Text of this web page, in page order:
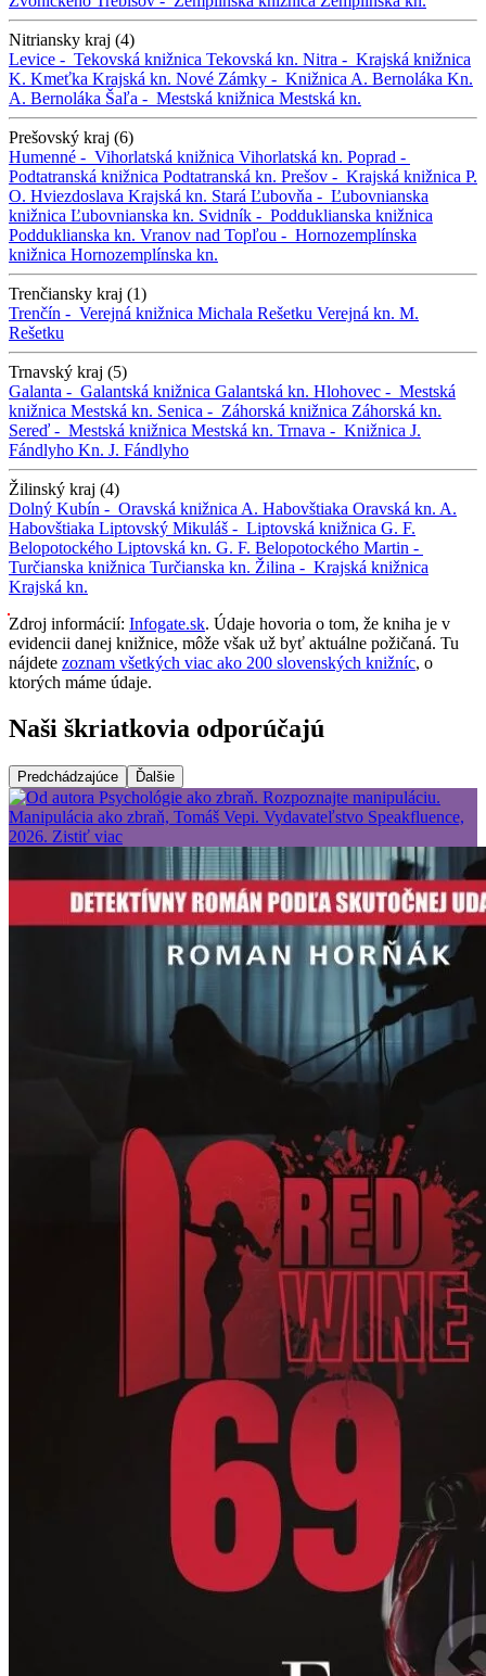
Nitriansky kraj (4)
Levice - Tekovská knižnica Tekovská kn. Nitra - Krajská knižnica
K. Kmeťka Krajská kn. Nové Zámky - Knižnica A. Bernoláka Kn.
A. Bernoláka Šaľa - Mestská knižnica Mestská kn.
Prešovský kraj (6)
Humenné - Vihorlatská knižnica Vihorlatská kn. Poprad -
Podtatranská knižnica Podtatranská kn. Prešov - Krajská knižnica P.
O. Hviezdoslava Krajská kn. Stará Ľubovňa - Ľubovnianska
knižnica Ľubovnianska kn. Svidník - Podduklianska knižnica
Podduklianska kn. Vranov nad Topľou - Hornozemplínska
knižnica Hornozemplínska kn.
Trenčiansky kraj (1)
Trenčín - Verejná knižnica Michala Rešetku Verejná kn. M.
Rešetku
Trnavský kraj (5)
Galanta - Galantská knižnica Galantská kn. Hlohovec - Mestská
knižnica Mestská kn. Senica - Záhorská knižnica Záhorská kn.
Sereď - Mestská knižnica Mestská kn. Trnava - Knižnica J.
Fándlyho Kn. J. Fándlyho
Žilinský kraj (4)
Dolný Kubín - Oravská knižnica A. Habovštiaka Oravská kn. A.
Habovštiaka Liptovský Mikuláš - Liptovská knižnica G. F.
Belopotockého Liptovská kn. G. F. Belopotockého Martin -
Turčianska knižnica Turčianska kn. Žilina - Krajská knižnica
Krajská kn.
Zdroj informácií: Infogate.sk. Údaje hovoria o tom, že kniha je v
evidencii danej knižnice, môže však už byť aktuálne požičaná. Tu
nájdete zoznam všetkých viac ako 200 slovenských knižníc, o
ktorých máme údaje.
Naši škriatkovia odporúčajú
Predchádzajúce Ďalšie